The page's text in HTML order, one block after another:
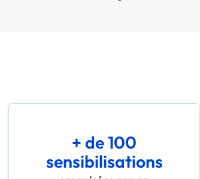
+ de 100
sensibilisations